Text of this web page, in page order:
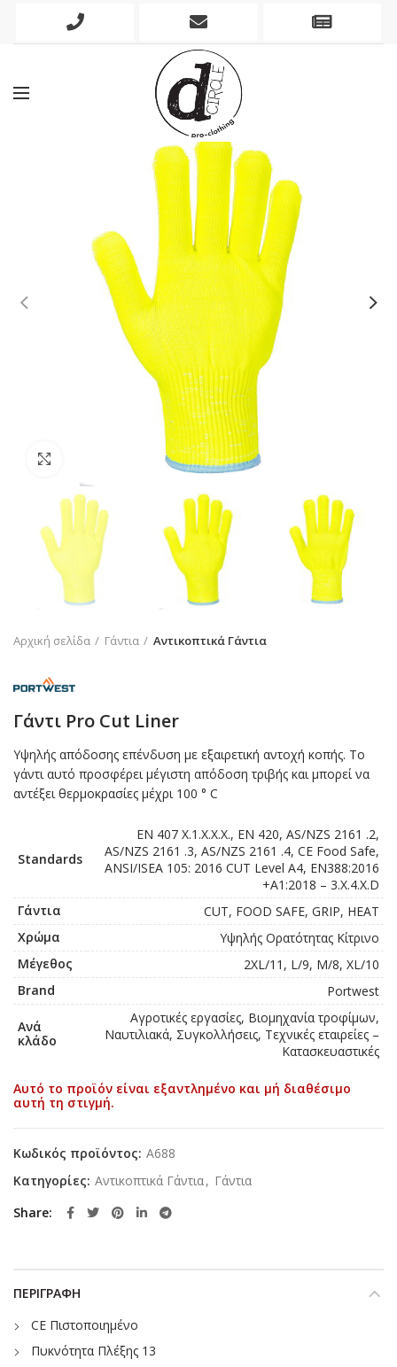
Phone
Mobile
Αρχική σελίδα Γάντια Αντικοπτικά Γάντια
Γάντι Pro Cut Liner
Υψηλής απόδοσης επένδυση με εξαιρετική αντοχή κοπής. Το
γάντι αυτό προσφέρει μέγιστη απόδοση τριβής και μπορεί να
αντέξει θερμοκρασίες μέχρι 100 ° C
Standards
EN 407 X.1.X.X.X., EN 420, AS/NZS 2161 .2,
AS/NZS 2161 .3, AS/NZS 2161 .4, CE Food Safe,
ANSI/ISEA 105: 2016 CUT Level A4, EN388:2016
+A1:2018 – 3.X.4.X.D
Γάντια
CUT, FOOD SAFE, GRIP, HEAT
Χρώμα
Υψηλής Ορατότητας Κίτρινο
Μέγεθος
2XL/11, L/9, M/8, XL/10
Brand
Portwest
Ανά
κλάδο
Αγροτικές εργασίες, Βιομηχανία τροφίμων,
Ναυτιλιακά, Συγκολλήσεις, Τεχνικές εταιρείες –
Κατασκευαστικές
Αυτό το προϊόν είναι εξαντλημένο και μή διαθέσιμο
αυτή τη στιγμή.
Κωδικός προϊόντος: A688
Κατηγορίες: Αντικοπτικά Γάντια, Γάντια
Share
ΠΕΡΙΓΡΑΦΉ
CE Πιστοποιημένο
Πυκνότητα Πλέξης 13